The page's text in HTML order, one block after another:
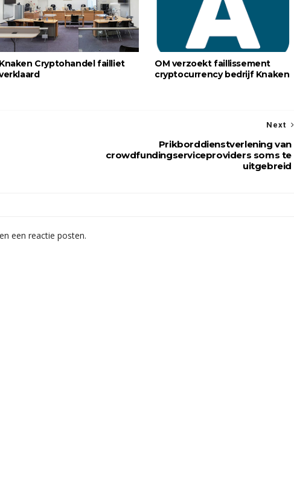
Knaken Cryptohandel failliet
OM verzoekt faillissement
cryptocurrency bedrijf Knaken
Next
Prikborddienstverlening van
crowdfundingserviceproviders soms te
uitgebreid
een reactie posten.